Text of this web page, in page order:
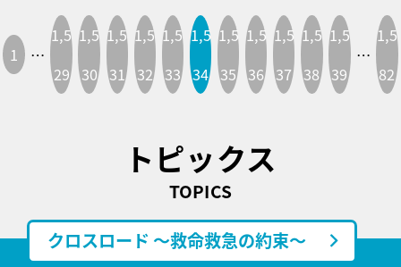
1 …
1,5
29
1,5
30
1,5
31
1,5
32
1,5
33
1,5
34
1,5
35
1,5
36
1,5
37
1,5
38
1,5
39
…
1,5
82
トピックス
TOPICS
クロスロード ～救命救急の約束～